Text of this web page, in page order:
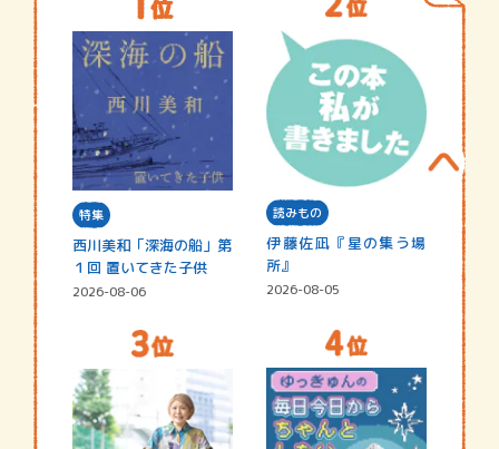
特集
西川美和「深海の船」第
１回 置いてきた子供
2026-08-06
読みもの
伊藤佐凪『星の集う場
所』
2026-08-05